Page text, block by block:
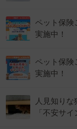
ペット保険
実施中！
ペット保険
実施中！
人見知り
「不安サ